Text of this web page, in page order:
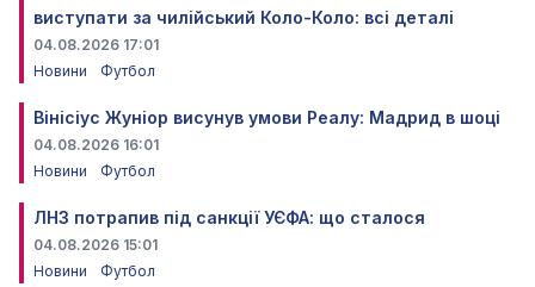
виступати за чилійський Коло-Коло: всі деталі
04.08.2026 17:01
Новини
Футбол
Вінісіус Жуніор висунув умови Реалу: Мадрид в шоці
04.08.2026 16:01
Новини
Футбол
ЛНЗ потрапив під санкції УЄФА: що сталося
04.08.2026 15:01
Новини
Футбол